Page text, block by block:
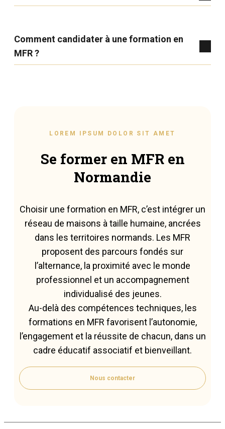
Comment candidater à une formation en
MFR ?
LOREM IPSUM DOLOR SIT AMET
Se former en MFR en
Normandie
Choisir une formation en MFR, c’est intégrer un
réseau de maisons à taille humaine, ancrées
dans les territoires normands. Les MFR
proposent des parcours fondés sur
l’alternance, la proximité avec le monde
professionnel et un accompagnement
individualisé des jeunes.
Au-delà des compétences techniques, les
formations en MFR favorisent l’autonomie,
l’engagement et la réussite de chacun, dans un
cadre éducatif associatif et bienveillant.
Nous contacter